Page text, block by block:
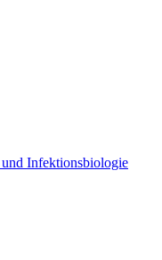
Infektionsbiologie